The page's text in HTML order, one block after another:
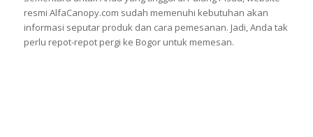
resmi AlfaCanopy.com sudah memenuhi kebutuhan akan
informasi seputar produk dan cara pemesanan. Jadi, Anda tak
perlu repot-repot pergi ke Bogor untuk memesan.